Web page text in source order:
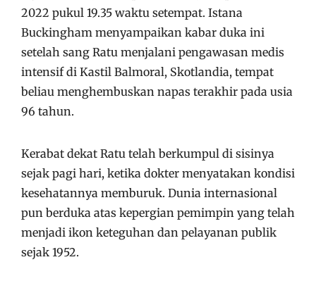
2022 pukul 19.35 waktu setempat. Istana
Buckingham menyampaikan kabar duka ini
setelah sang Ratu menjalani pengawasan medis
intensif di Kastil Balmoral, Skotlandia, tempat
beliau menghembuskan napas terakhir pada usia
96 tahun.
Kerabat dekat Ratu telah berkumpul di sisinya
sejak pagi hari, ketika dokter menyatakan kondisi
kesehatannya memburuk. Dunia internasional
pun berduka atas kepergian pemimpin yang telah
menjadi ikon keteguhan dan pelayanan publik
sejak 1952.